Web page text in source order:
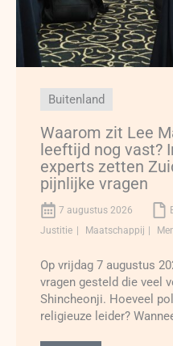
Buitenland
Waarom zit Lee
leeftijd nog vast?
experts zetten
pijnlijke vragen
7 augustus 2026
Justitie
Maatschappij
Op vrijdag 7 augustus
vragen gesteld die veel
Shincheonji. Hoeveel
religieuze leider?